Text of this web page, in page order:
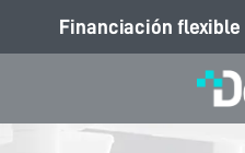
Financiación flexible